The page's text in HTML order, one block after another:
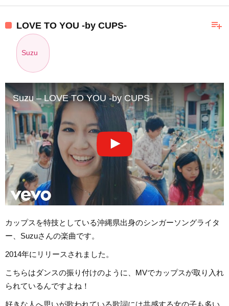
playlist_add
LOVE TO YOU -by CUPS-
Suzu
Suzu – LOVE TO YOU -by CUPS-
カップスを特技としている沖縄県出身のシンガーソングライタ
ー、Suzuさんの楽曲です。
2014年にリリースされました。
こちらはダンスの振り付けのように、MVでカップスが取り入れ
られているんですよね！
好きな人へ思いが歌われている歌詞には共感する女の子も多い